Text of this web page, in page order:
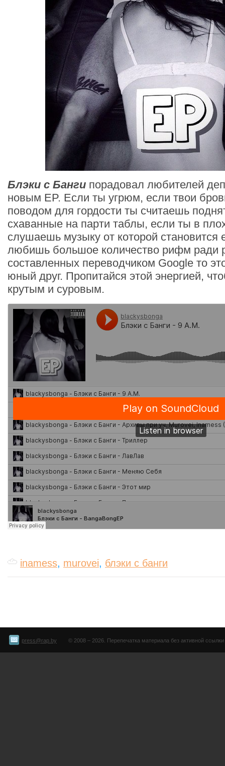
Блэки с Банги порадовал любителей
новым EP. Если ты угрюм, если твои
поводом для гордости ты считаешь
схаванные на парти таблы, если ты в
слушаешь музыку от которой
любишь большое количество рифм ради
составленных переводчиком Google то
юный друг. Пропитайся этой энергией,
крутым и суровым.
inamess, murovei, блэки с банги
press@rap.by © 2008 – 2026. Перепечатка материала без активной